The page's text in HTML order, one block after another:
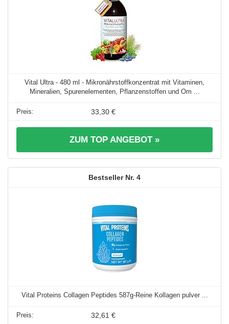
Vital Ultra - 480 ml - Mikronährstoffkonzentrat mit Vitaminen,
Mineralien, Spurenelementen, Pflanzenstoffen und Om ...
33,30 €
ZUM TOP ANGEBOT »
4
Vital Proteins Collagen Peptides 587g-Reine Kollagen pulver ...
32,61 €